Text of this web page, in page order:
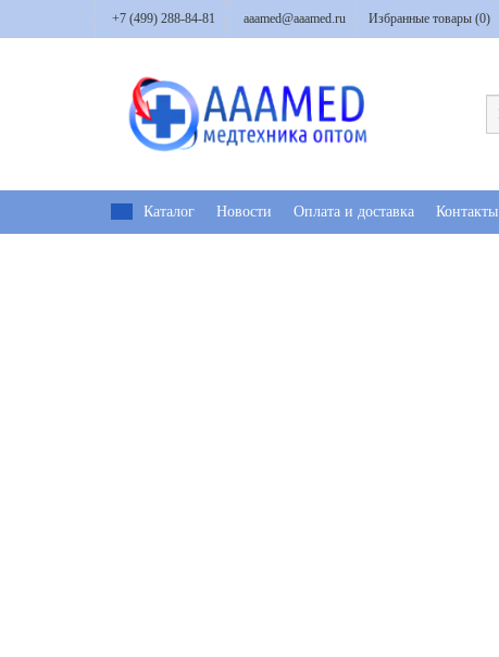
+7 (499) 288-84-81 aaamed@aaamed.ru Избранные товары (0)
Каталог Новости Оплата и доставка Контакты